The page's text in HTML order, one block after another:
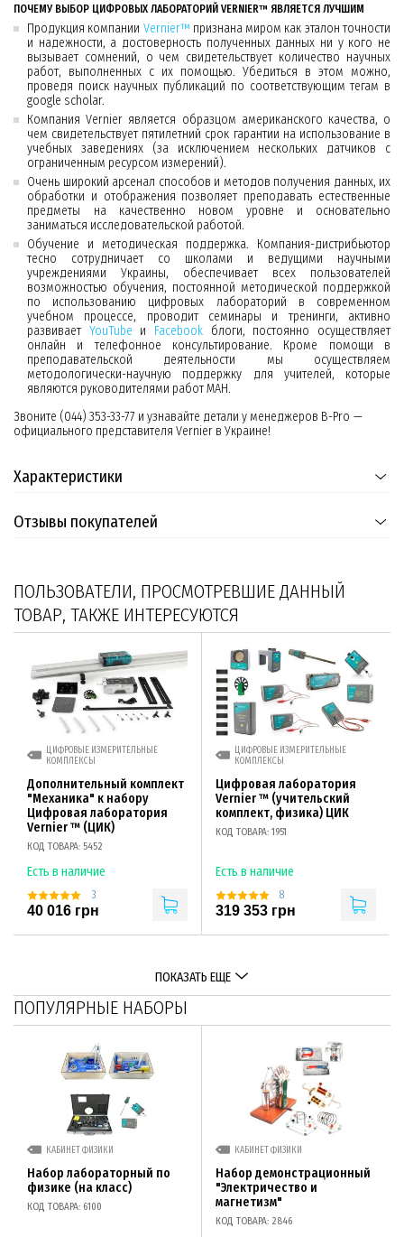
ПОЧЕМУ ВЫБОР ЦИФРОВЫХ ЛАБОРАТОРИЙ VERNIER™ ЯВЛЯЕТСЯ ЛУЧШИМ
Продукция компании Vernier™ признана миром как эталон точности
и надежности, а достоверность полученных данных ни у кого не
вызывает сомнений, о чем свидетельствует количество научных
работ, выполненных с их помощью. Убедиться в этом можно,
проведя поиск научных публикаций по соответствующим тегам в
google scholar.
Компания Vernier является образцом американского качества, о
чем свидетельствует пятилетний срок гарантии на использование в
учебных заведениях (за исключением нескольких датчиков с
ограниченным ресурсом измерений).
Очень широкий арсенал способов и методов получения данных, их
обработки и отображения позволяет преподавать естественные
предметы на качественно новом уровне и основательно
заниматься исследовательской работой.
Обучение и методическая поддержка. Компания-дистрибьютор
тесно сотрудничает со школами и ведущими научными
учреждениями Украины, обеспечивает всех пользователей
возможностью обучения, постоянной методической поддержкой
по использованию цифровых лабораторий в современном
учебном процессе, проводит семинары и тренинги, активно
развивает YouTube и Facebook блоги, постоянно осуществляет
онлайн и телефонное консультирование. Кроме помощи в
преподавательской деятельности мы осуществляем
методологически-научную поддержку для учителей, которые
являются руководителями работ МАН.
Звоните (044) 353-33-77 и узнавайте детали у менеджеров B-Pro —
официального представителя Vernier в Украине!
Характеристики
Отзывы покупателей
ПОЛЬЗОВАТЕЛИ, ПРОСМОТРЕВШИЕ ДАННЫЙ
ТОВАР, ТАКЖЕ ИНТЕРЕСУЮТСЯ
ЦИФРОВЫЕ ИЗМЕРИТЕЛЬНЫЕ
КОМПЛЕКСЫ
Дополнительный комплект
"Механика" к набору
Цифровая лаборатория
Vernier ™ (ЦИК)
КОД ТОВАРА: 5452
Есть в наличие
3
40 016 грн
ЦИФРОВЫЕ ИЗМЕРИТЕЛЬНЫЕ
КОМПЛЕКСЫ
Цифровая лаборатория
Vernier ™ (учительский
комплект, физика) ЦИК
КОД ТОВАРА: 1951
Есть в наличие
8
319 353 грн
ПОКАЗАТЬ ЕЩЕ
ПОПУЛЯРНЫЕ НАБОРЫ
КАБИНЕТ ФИЗИКИ
Набор лабораторный по
физике (на класс)
КОД ТОВАРА: 6100
КАБИНЕТ ФИЗИКИ
Набор демонстрационный
"Электричество и
магнетизм"
КОД ТОВАРА: 2846